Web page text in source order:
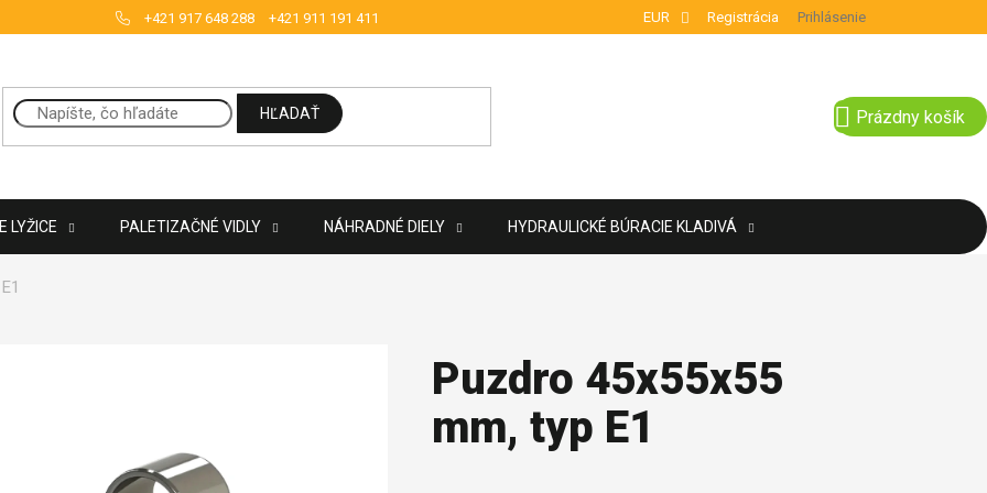
+421 917 648 288 +421 911 191 411 EUR Registrácia Prihlásenie
HĽADAŤ NÁKUPNÝ
Prázdny košík
LYŽICE PALETIZAČNÉ VIDLY NÁHRADNÉ DIELY HYDRAULICKÉ BÚRACIE KLADIVÁ
Puzdro 45x55x55
mm, typ E1